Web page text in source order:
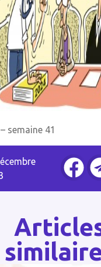
semaine 41